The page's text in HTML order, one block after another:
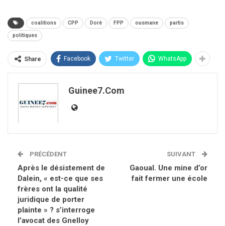
coalitions CPP Doré FPP ousmane partis
politiques
Share Facebook Twitter WhatsApp
Guinee7.com
PRÉCÉDENT
Après le désistement de
Dalein, « est-ce que ses
frères ont la qualité
juridique de porter
plainte » ? s’interroge
l’avocat des Gnelloy
SUIVANT
Gaoual. Une mine d’or
fait fermer une école